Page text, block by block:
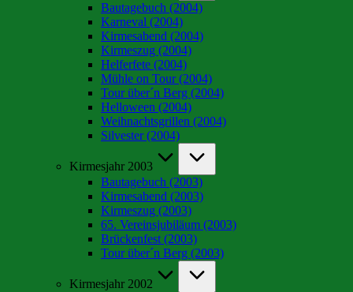
Bautagebuch (2004)
Karneval (2004)
Kirmesabend (2004)
Kirmeszug (2004)
Helferfete (2004)
Mühle on Tour (2004)
Tour über´n Berg (2004)
Helloween (2004)
Weihnachtsgrillen (2004)
Silvester (2004)
Kirmesjahr 2003
Bautagebuch (2003)
Kirmesabend (2003)
Kirmeszug (2003)
65. Vereinsjubiläum (2003)
Brückenfest (2003)
Tour über´n Berg (2003)
Kirmesjahr 2002